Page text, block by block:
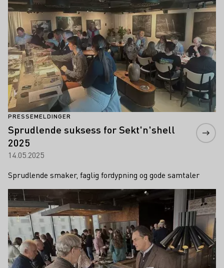
PRESSEMELDINGER
Sprudlende suksess for Sekt'n'shell
2025
14.05.2025
Sprudlende smaker, faglig fordypning og gode samtaler
Lær mer om dette